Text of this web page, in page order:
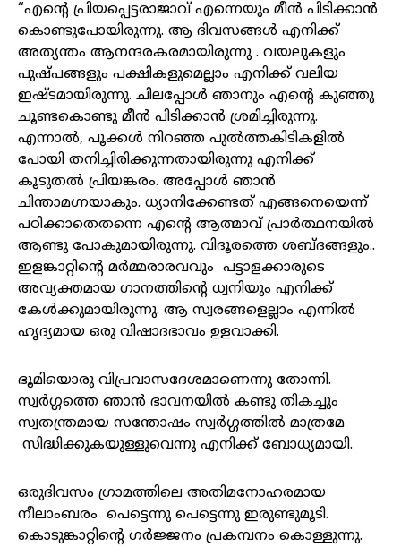
“എന്റെ പ്രിയപ്പെട്ടരാജാവ് എന്നെയും മീൻ പിടിക്കാൻ
കൊണ്ടുപോയിരുന്നു. ആ ദിവസങ്ങൾ എനിക്ക്
അത്യന്തം ആനന്ദരകരമായിരുന്നു . വയലുകളും
പുഷ്പങ്ങളും പക്ഷികളുമെല്ലാം എനിക്ക് വലിയ
ഇഷ്ടമായിരുന്നു. ചിലപ്പോൾ ഞാനും എന്റെ കുഞ്ഞു
ചൂണ്ടകൊണ്ടു മീൻ പിടിക്കാൻ ശ്രമിച്ചിരുന്നു.
എന്നാൽ, പൂക്കൾ നിറഞ്ഞ പുൽത്തകിടികളിൽ
പോയി തനിച്ചിരിക്കുന്നതായിരുന്നു എനിക്ക്
കൂടുതൽ പ്രിയങ്കരം. അപ്പോൾ ഞാൻ
ചിന്താമഗ്നയാകും. ധ്യാനിക്കേണ്ടത് എങ്ങനെയെന്ന്
പഠിക്കാതെതന്നെ എന്റെ ആത്മാവ് പ്രാർത്ഥനയിൽ
ആണ്ടു പോകുമായിരുന്നു. വിദൂരത്തെ ശബ്ദങ്ങളും..
ഇളങ്കാറ്റിന്റെ മർമ്മരാരവവും പട്ടാളക്കാരുടെ
അവ്യക്തമായ ഗാനത്തിന്റെ ധ്വനിയും എനിക്ക്
കേൾക്കുമായിരുന്നു. ആ സ്വരങ്ങളെല്ലാം എന്നിൽ
ഹൃദ്യമായ ഒരു വിഷാദഭാവം ഉളവാക്കി.
ഭൂമിയൊരു വിപ്രവാസദേശമാണെന്നു തോന്നി.
സ്വർഗ്ഗത്തെ ഞാൻ ഭാവനയിൽ കണ്ടു തികച്ചും
സ്വതന്ത്രമായ സന്തോഷം സ്വർഗ്ഗത്തിൽ മാത്രമേ
സിദ്ധിക്കുകയുള്ളുവെന്നു എനിക്ക് ബോധ്യമായി.
ഒരുദിവസം ഗ്രാമത്തിലെ അതിമനോഹരമായ
നീലാംബരം പെട്ടെന്നു പെട്ടെന്നു ഇരുണ്ടുമൂടി.
കൊടുങ്കാറ്റിന്റെ ഗർജ്ജനം പ്രകമ്പനം കൊള്ളുന്നു.